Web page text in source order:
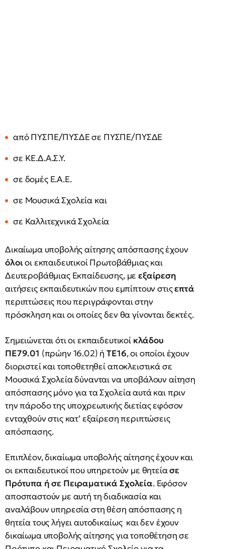
από ΠΥΣΠΕ/ΠΥΣΔΕ σε ΠΥΣΠΕ/ΠΥΣΔΕ
σε ΚΕ.Δ.Α.Σ.Υ.
σε δομές Ε.Α.Ε.
σε Μουσικά Σχολεία και
σε Καλλιτεχνικά Σχολεία
Δικαίωμα υποβολής αίτησης απόσπασης έχουν
όλοιοι εκπαιδευτικοί Πρωτοβάθμιας και
Δευτεροβάθμιας Εκπαίδευσης, μεεξαίρεση
αιτήσεις εκπαιδευτικών που εμπίπτουν στιςεπτά
περιπτώσεις που περιγράφονται στην
πρόσκληση και οι οποίες δεν θα γίνονται δεκτές.
Σημειώνεται ότι οι εκπαιδευτικοί κλάδου
ΠΕ79.01 (πρώην 16.02) ήΤΕ16, οι οποίοι έχουν
διοριστεί και τοποθετηθεί αποκλειστικά σε
Μουσικά Σχολεία δύνανται να υποβάλουν αίτηση
απόσπασης μόνο για τα Σχολεία αυτά και πριν
την πάροδο της υποχρεωτικής διετίας εφόσον
ενταχθούν στις κατ’ εξαίρεση περιπτώσεις
απόσπασης.
Επιπλέον, δικαίωμα υποβολής αίτησης έχουν και
οι εκπαιδευτικοί που υπηρετούν με θητείασε
Πρότυπα ή σε Πειραματικά Σχολεία. Εφόσον
αποσπαστούν με αυτή τη διαδικασία και
αναλάβουν υπηρεσία στη θέση απόσπασης η
θητεία τους λήγει αυτοδικαίως και δεν έχουν
δικαίωμα υποβολής αίτησης για τοποθέτηση σε